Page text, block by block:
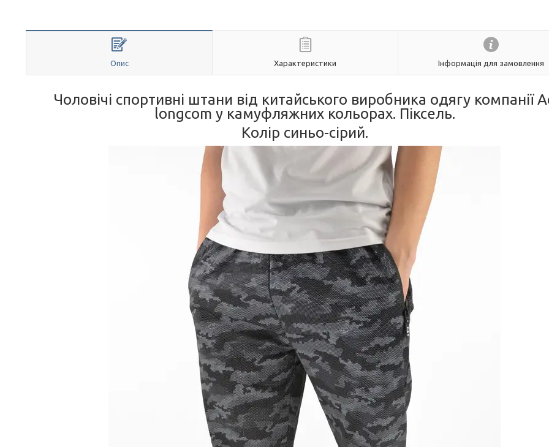
Опис Характеристики Інформація для замовлення
Чоловічі спортивні штани від китайського виробника одягу компанії
longcom у камуфляжних кольорах. Піксель.
Колір синьо-сірий.